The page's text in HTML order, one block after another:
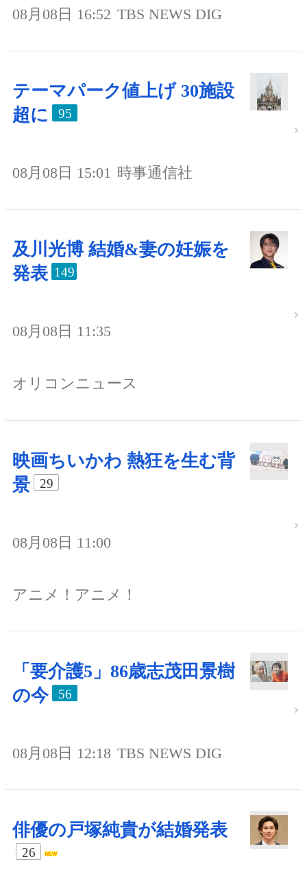
08月08日 16:52 TBS NEWS DIG
テーマパーク値上げ 30施設
超に
95
08月08日 15:01 時事通信社
及川光博 結婚&妻の妊娠を
発表 149
08月08日 11:35
オリコンニュース
映画ちいかわ 熱狂を生む背
景
29
08月08日 11:00
アニメ！アニメ！
「要介護5」86歳志茂田景樹
の今
56
08月08日 12:18 TBS NEWS DIG
俳優の戸塚純貴が結婚発表
26